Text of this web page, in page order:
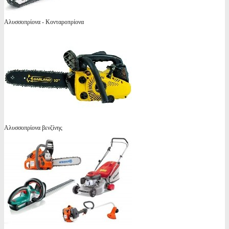
Αλυσσοπρίονα - Κονταροπρίονα
Αλυσσοπρίονα βενζίνης